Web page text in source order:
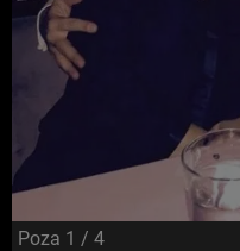
Poza 1 / 4